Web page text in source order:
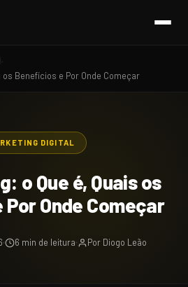
os Benefícios e Por Onde Começar
DIGITAL
o Que é, Quais os
Onde Começar
6 min de leitura Por Diogo Leão